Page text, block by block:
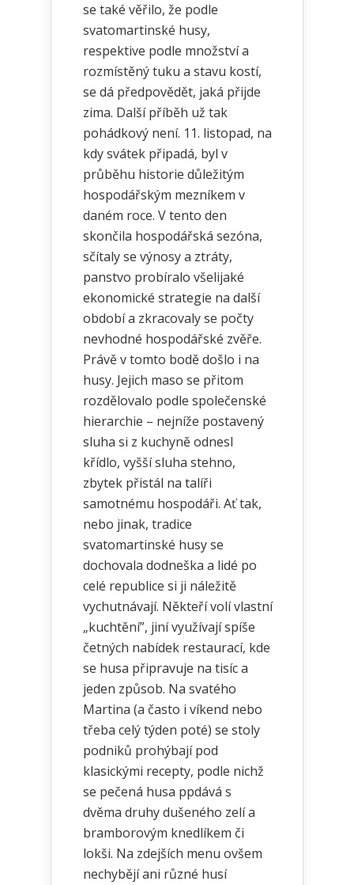
se také věřilo, že podle
svatomartinské husy,
respektive podle množství a
rozmístěný tuku a stavu kostí,
se dá předpovědět, jaká přijde
zima. Další příběh už tak
pohádkový není. 11. listopad, na
kdy svátek připadá, byl v
průběhu historie důležitým
hospodářským mezníkem v
daném roce. V tento den
skončila hospodářská sezóna,
sčítaly se výnosy a ztráty,
panstvo probíralo všelijaké
ekonomické strategie na další
období a zkracovaly se počty
nevhodné hospodářské zvěře.
Právě v tomto bodě došlo i na
husy. Jejich maso se přitom
rozdělovalo podle společenské
hierarchie – nejníže postavený
sluha si z kuchyně odnesl
křídlo, vyšší sluha stehno,
zbytek přistál na talíři
samotnému hospodáři. Ať tak,
nebo jinak, tradice
svatomartinské husy se
dochovala dodneška a lidé po
celé republice si ji náležitě
vychutnávají. Někteří volí vlastní
„kuchtění”, jiní využívají spíše
četných nabídek restaurací, kde
se husa připravuje na tisíc a
jeden způsob. Na svatého
Martina (a často i víkend nebo
třeba celý týden poté) se stoly
podniků prohýbají pod
klasickými recepty, podle nichž
se pečená husa ppdává s
dvěma druhy dušeného zelí a
bramborovým knedlíkem či
lokši. Na zdejších menu ovšem
nechybějí ani různé husí